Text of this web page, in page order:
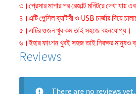
৩।প্রেসার মাপার পর রেজাল্ট মনিটরে দেখা যায়
৪।এটি পেন্সিল ব্যাটারী ও USB চার্জার দিয়ে
৫।এটির ওজন খুব কম তাই সহজে বহনযোগ্য।
৬।ইহার ফাংশন খুবই সহজ তাই নিরক্ষর মানুষও
Reviews
There are no reviews yet.